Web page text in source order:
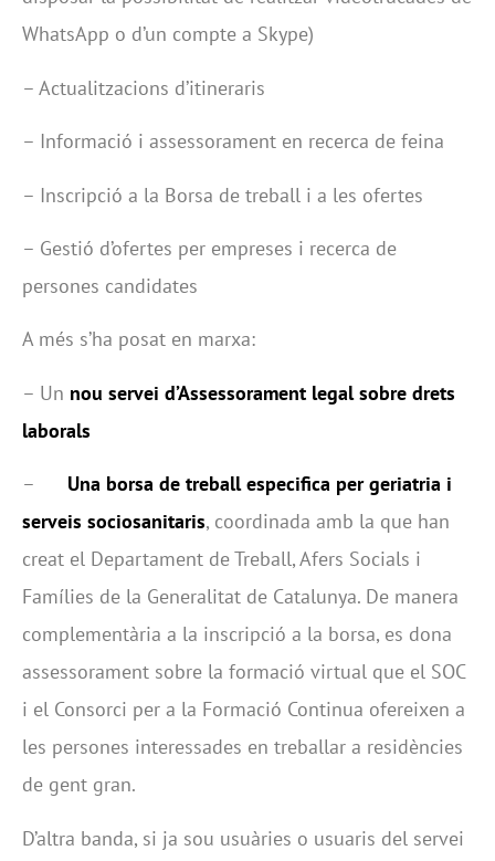
WhatsApp o d’un compte a Skype)
– Actualitzacions d’itineraris
– Informació i assessorament en recerca de feina
– Inscripció a la Borsa de treball i a les ofertes
– Gestió d’ofertes per empreses i recerca de
persones candidates
A més s’ha posat en marxa:
– Un nou servei d’Assessorament legal sobre drets
laborals
– Una borsa de treball especifica per geriatria i
serveis sociosanitaris, coordinada amb la que han
creat el Departament de Treball, Afers Socials i
Famílies de la Generalitat de Catalunya. De manera
complementària a la inscripció a la borsa, es dona
assessorament sobre la formació virtual que el SOC
i el Consorci per a la Formació Continua ofereixen a
les persones interessades en treballar a residències
de gent gran.
D’altra banda, si ja sou usuàries o usuaris del servei